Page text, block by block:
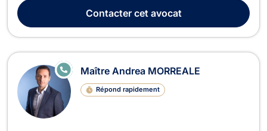
contentieux, cohabitation légale, filiation, droit de garde et
droit de visite, pensions...
Contactercet avocat
Maître Andrea MORREALE
Répond rapidement
E
N
N
E